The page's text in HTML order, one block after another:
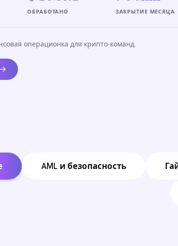
ОБРАБОТАНО ЗАКРЫТИЕ МЕСЯЦА
операционка для крипто-команд.
AML и безопасность